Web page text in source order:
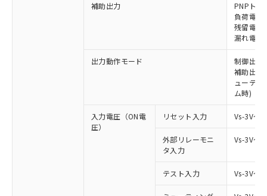
補助出力
PNPトラ
負荷電流
残留電圧
漏れ電流
出力動作モード
制御出力
補助出力
ューテ
ム時)
入力電圧（ON電
圧）
リセット入力 Vs-3V～
外部リレーモニ
タ入力
Vs-3V～
テスト入力 Vs-3V～